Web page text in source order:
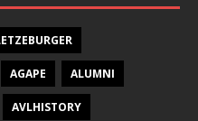
AGAPE ALUMNI
AVLHISTORY